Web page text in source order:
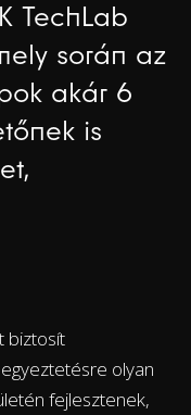
TechLab
során az
akár 6
is
biztosít
olyan
fejlesztenek,